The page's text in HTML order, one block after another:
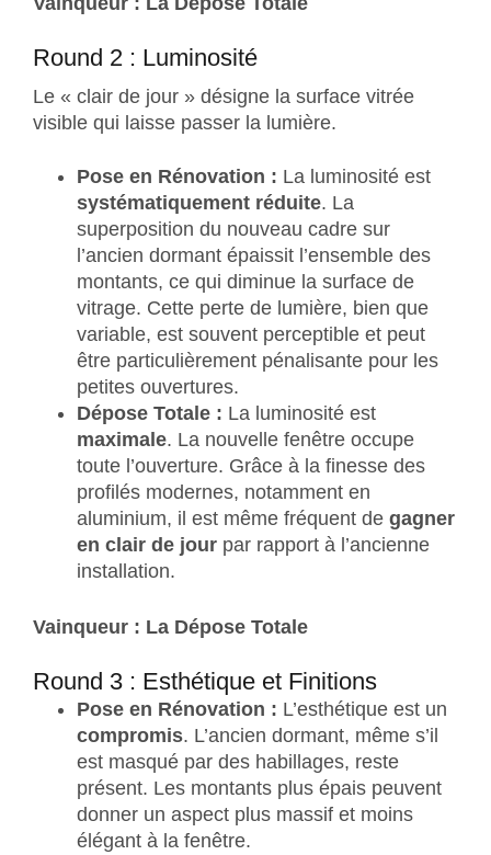
Round 2 : Luminosité
Le « clair de jour » désigne la surface vitrée
visible qui laisse passer la lumière.
Pose en Rénovation : La luminosité est
systématiquement réduite. La
superposition du nouveau cadre sur
l’ancien dormant épaissit l’ensemble des
montants, ce qui diminue la surface de
vitrage. Cette perte de lumière, bien que
variable, est souvent perceptible et peut
être particulièrement pénalisante pour les
petites ouvertures.
Dépose Totale : La luminosité est
maximale. La nouvelle fenêtre occupe
toute l’ouverture. Grâce à la finesse des
profilés modernes, notamment en
aluminium, il est même fréquent de gagner
en clair de jour par rapport à l’ancienne
installation.
Vainqueur : La Dépose Totale
Round 3 : Esthétique et Finitions
Pose en Rénovation : L’esthétique est un
compromis. L’ancien dormant, même s’il
est masqué par des habillages, reste
présent. Les montants plus épais peuvent
donner un aspect plus massif et moins
élégant à la fenêtre.